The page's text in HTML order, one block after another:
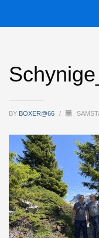
BY BOXER@66 /